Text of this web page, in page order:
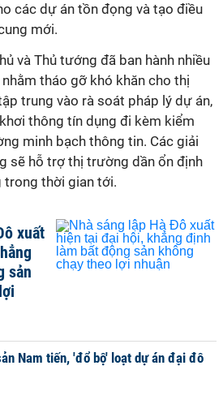
các dự án tồn đọng và tạo điều
mới.
và Thủ tướng đã ban hành nhiều
tháo gỡ khó khăn cho thị
trung vào rà soát pháp lý dự án,
thông tín dụng đi kèm kiểm
minh bạch thông tin. Các giải
sẽ hỗ trợ thị trường dần ổn định
trong thời gian tới.
xuất
sản
Nam tiến, 'đổ bộ' loạt dự án đại đô